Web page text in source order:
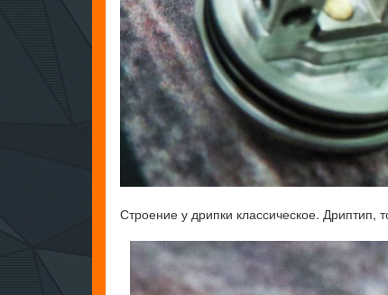
Строение у дрипки классическое. Дриптип,